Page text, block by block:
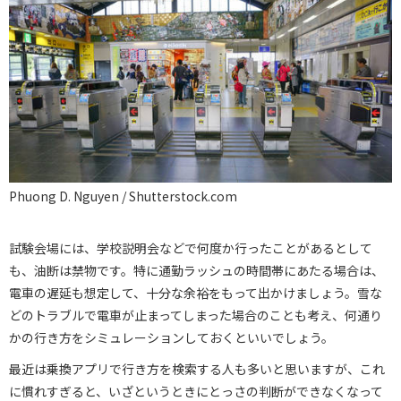
Phuong D. Nguyen / Shutterstock.com
試験会場には、学校説明会などで何度か行ったことがあるとして
も、油断は禁物です。特に通勤ラッシュの時間帯にあたる場合は、
電車の遅延も想定して、十分な余裕をもって出かけましょう。雪な
どのトラブルで電車が止まってしまった場合のことも考え、何通り
かの行き方をシミュレーションしておくといいでしょう。
最近は乗換アプリで行き方を検索する人も多いと思いますが、これ
に慣れすぎると、いざというときにとっさの判断ができなくなって